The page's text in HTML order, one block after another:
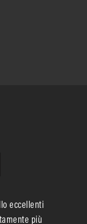
eccellenti
più